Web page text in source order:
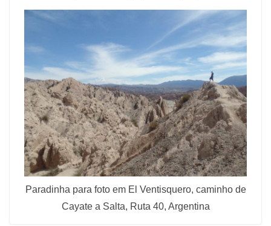
Paradinha para foto em El Ventisquero, caminho de
Cayate a Salta, Ruta 40, Argentina